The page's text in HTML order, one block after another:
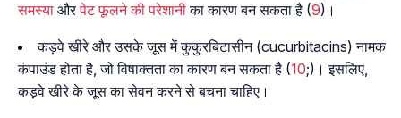
समस्या औरपेट फूलने की परेशानीका कारण बन सकता है (9)।
कड़वे खीरे और उसके जूस में कुकुरबिटासीन (cucurbitacins) नामक
कंपाउंड होता है, जो विषाक्तता का कारण बन सकता है (10;)। इसलिए,
कड़वे खीरे के जूस का सेवन करने से बचना चाहिए।